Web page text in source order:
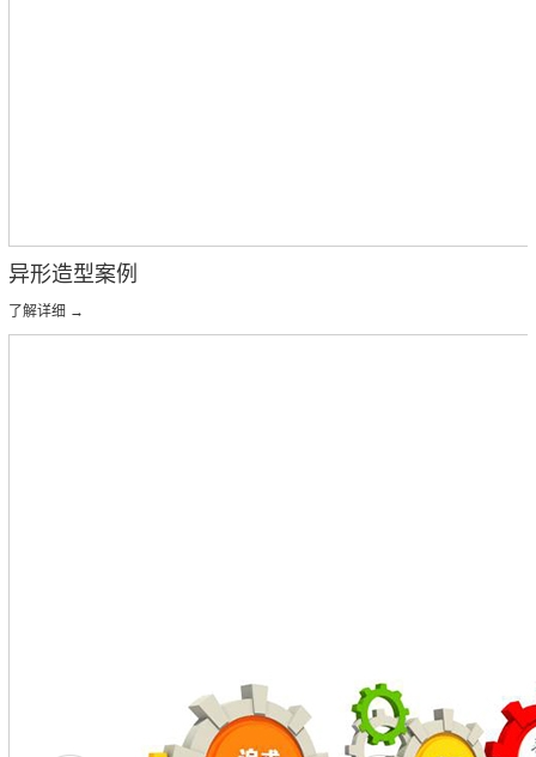
异形造型案例
了解详细